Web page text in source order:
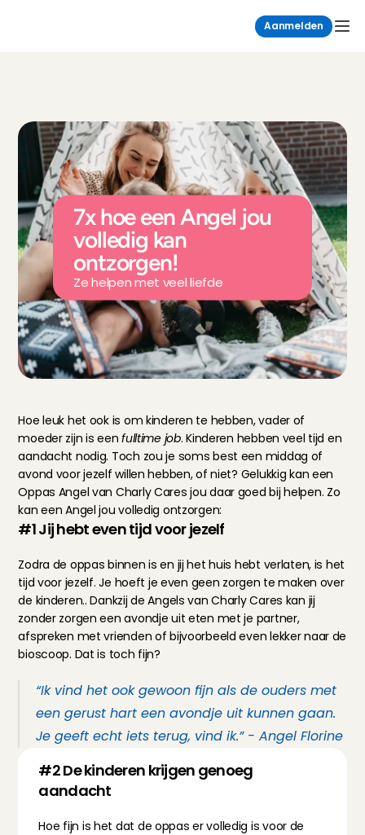
Aanmelden
7x hoe een Angel jou
volledig kan
ontzorgen!
Ze helpen met veel liefde
Hoe leuk het ook is om kinderen te hebben, vader of
moeder zijn is een fulltime job. Kinderen hebben veel tijd en
aandacht nodig. Toch zou je soms best een middag of
avond voor jezelf willen hebben, of niet? Gelukkig kan een
Oppas Angel van Charly Cares jou daar goed bij helpen. Zo
kan een Angel jou volledig ontzorgen:
#1 Jij hebt even tijd voor jezelf
Zodra de oppas binnen is en jij het huis hebt verlaten, is het
tijd voor jezelf. Je hoeft je even geen zorgen te maken over
de kinderen.. Dankzij de Angels van Charly Cares kan jij
zonder zorgen een avondje uit eten met je partner,
afspreken met vrienden of bijvoorbeeld even lekker naar de
bioscoop. Dat is toch fijn?
“Ik vind het ook gewoon fijn als de ouders met
een gerust hart een avondje uit kunnen gaan.
Je geeft echt iets terug, vind ik.” - Angel Florine
#2 De kinderen krijgen genoeg
aandacht
Hoe fijn is het dat de oppas er volledig is voor de